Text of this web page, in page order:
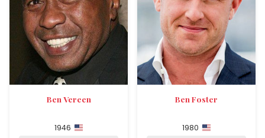
Ben Vereen
1946
Ben Foster
1980